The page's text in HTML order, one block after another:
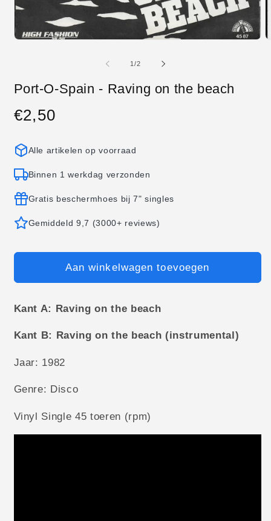
1/van
2
Port-O-Spain - Raving on the beach
Normale
€2,50
Alle artikelen op voorraad
Binnen 1 werkdag verzonden
Gratis beschermhoes bij 7" singles
Gemiddeld 9,7 (3000+ reviews)
Aan winkelwagen toevoegen
Kant A: Raving on the beach
Kant B: Raving on the beach (instrumental)
Jaar: 1982
Genre: Disco
Vinyl Single 45 toeren (rpm)